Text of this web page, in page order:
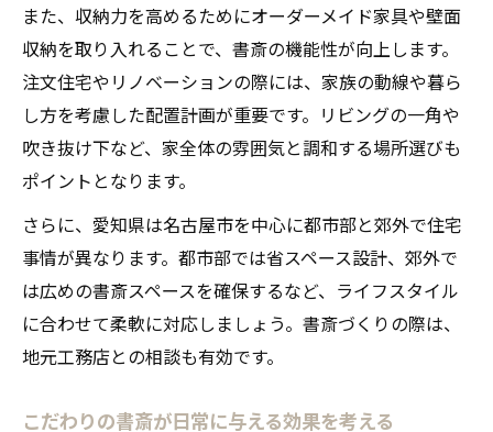
オーダーメイド書斎で理想の空間を手に入
れる
高級感あふれる空間設計で書斎を満喫
高級感ある書斎を実現するデザインポイン
ト
方
愛知県らしい書斎設計で日常に特別感をプ
ラス
書斎デザインでつくる大人のプライベート
機能美と高級感が調和する書斎設計の極意
また、収納力を高めるためにオーダーメイド家具や壁面
収納を取り入れることで、書斎の機能性が向上します。
注文住宅やリノベーションの際には、家族の動線や暮ら
し方を考慮した配置計画が重要です。リビングの一角や
吹き抜け下など、家全体の雰囲気と調和する場所選びも
ポイントとなります。
さらに、愛知県は名古屋市を中心に都市部と郊外で住宅
事情が異なります。都市部では省スペース設計、郊外で
は広めの書斎スペースを確保するなど、ライフスタイル
に合わせて柔軟に対応しましょう。書斎づくりの際は、
地元工務店との相談も有効です。
こだわりの書斎が日常に与える効果を考える